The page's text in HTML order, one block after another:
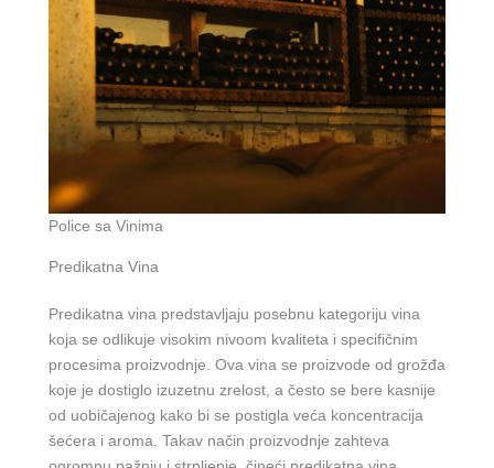
Police sa Vinima
Predikatna Vina
Predikatna vina predstavljaju posebnu kategoriju vina
koja se odlikuje visokim nivoom kvaliteta i specifičnim
procesima proizvodnje. Ova vina se proizvode od grožđa
koje je dostiglo izuzetnu zrelost, a često se bere kasnije
od uobičajenog kako bi se postigla veća koncentracija
šećera i aroma. Takav način proizvodnje zahteva